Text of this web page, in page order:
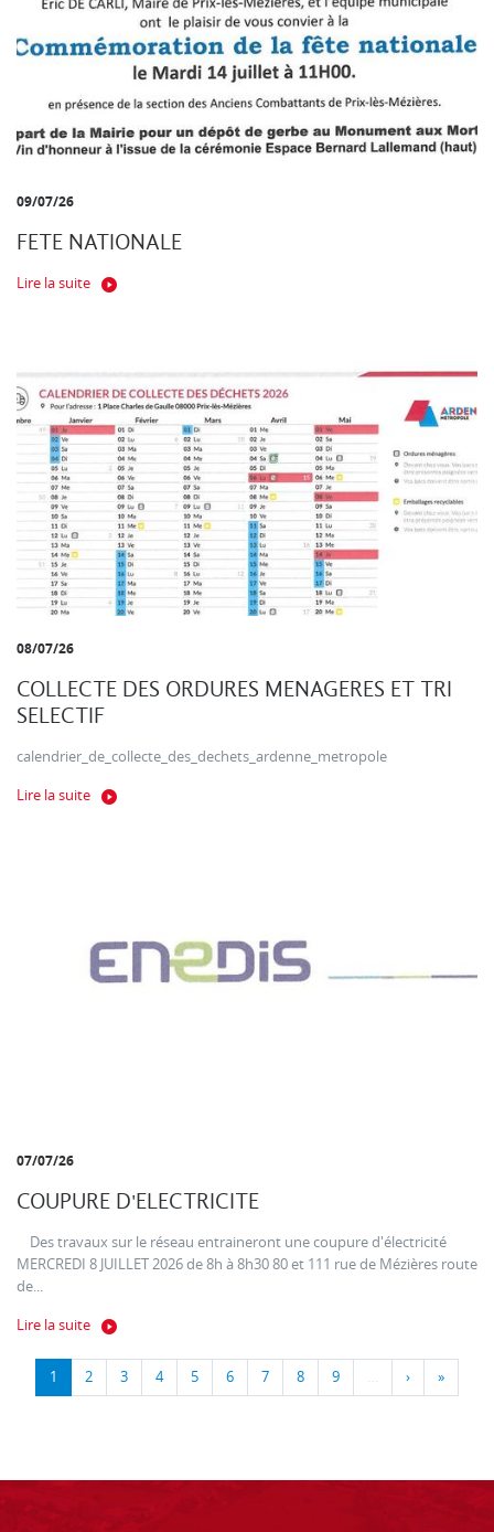
09/07/26
FETE NATIONALE
Lire la suite
08/07/26
COLLECTE DES ORDURES MENAGERES ET TRI
SELECTIF
calendrier_de_collecte_des_dechets_ardenne_metropole
Lire la suite
07/07/26
COUPURE D'ELECTRICITE
Des travaux sur le réseau entraineront une coupure d'électricité
MERCREDI 8 JUILLET 2026 de 8h à 8h30 80 et 111 rue de Mézières route
de...
Lire la suite
1 2 3 4 5 6 7 8 9 … › »